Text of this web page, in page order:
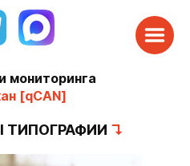
мониторинга
[qCAN]
ТИПОГРАФИИ ↴